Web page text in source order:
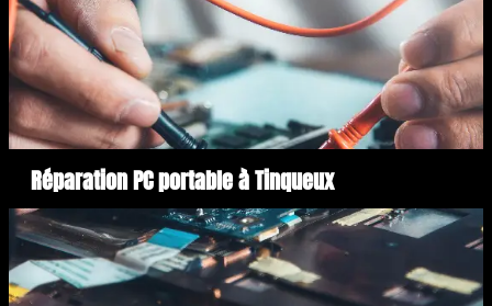
Réparation PC portable à Tinqueux